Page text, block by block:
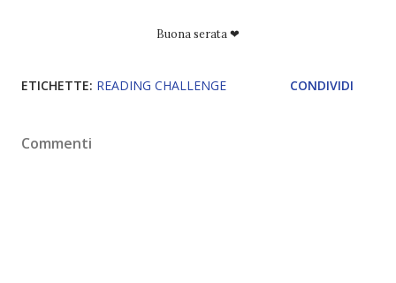
Buona serata ❤
ETICHETTE: READING CHALLENGE CONDIVIDI
Commenti